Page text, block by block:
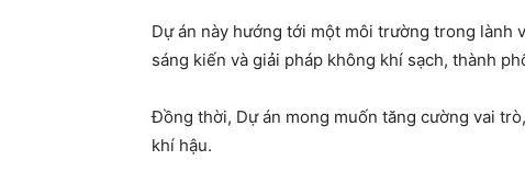
Dự án này hướng tới một môi trường trong lành
sáng kiến và giải pháp không khí sạch, thành
Đồng thời, Dự án mong muốn tăng cường vai
khí hậu.